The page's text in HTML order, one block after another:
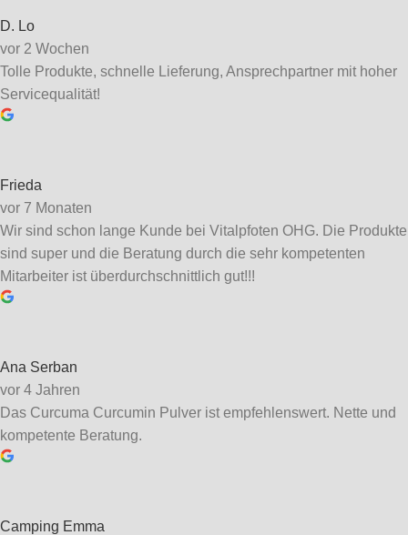
D. Lo
vor 2 Wochen
Tolle Produkte, schnelle Lieferung, Ansprechpartner mit hoher
Servicequalität!
Frieda
vor 7 Monaten
Wir sind schon lange Kunde bei Vitalpfoten OHG. Die Produkte
sind super und die Beratung durch die sehr kompetenten
Mitarbeiter ist überdurchschnittlich gut!!!
Ana Serban
vor 4 Jahren
Das Curcuma Curcumin Pulver ist empfehlenswert. Nette und
kompetente Beratung.
Camping Emma